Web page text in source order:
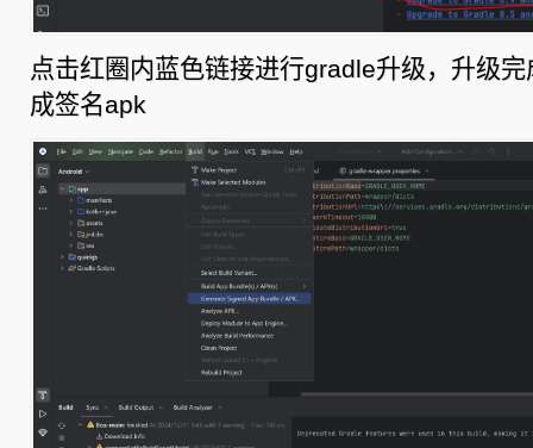
点击红圈内蓝色链接进行gradle升级，升级
成签名apk